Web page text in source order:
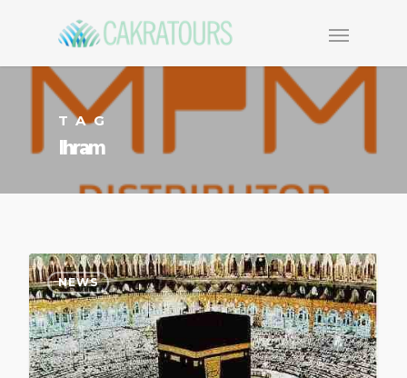
TAG
Ihram
NEWS